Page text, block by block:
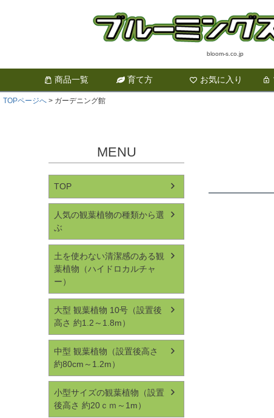
bloom-s.co.jp
商品一覧 育て方 お気に入り
TOPページへ ガーデニング館
MENU
TOP
人気の観葉植物の種類から選
ぶ
土を使わない清潔感のある観
葉植物（ハイドロカルチャ
ー）
大型 観葉植物 10号（設置後
高さ 約1.2～1.8m）
中型 観葉植物（設置後高さ
約80cm～1.2m）
小型サイズの観葉植物（設置
後高さ 約20ｃｍ～1m）